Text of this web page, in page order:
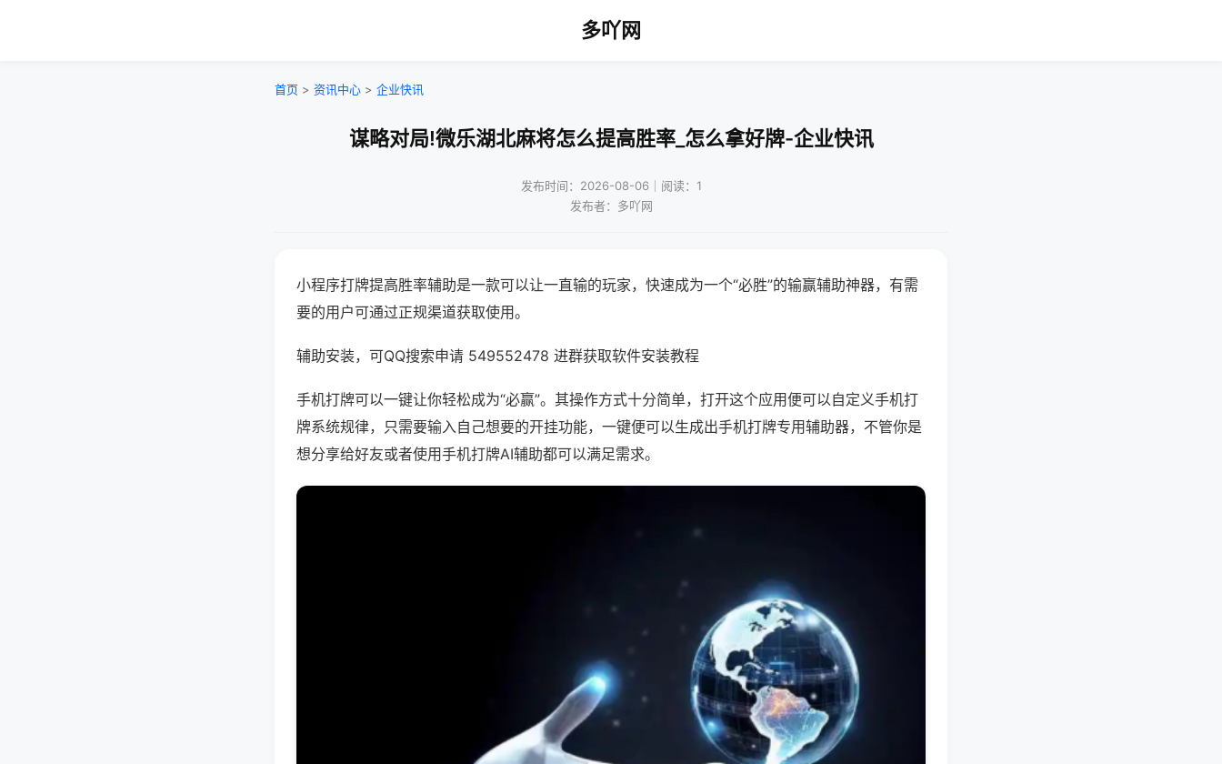
多吖网
首页 > 资讯中心 > 企业快讯
谋略对局!微乐湖北麻将怎么提高胜率_怎么拿好牌-企业快讯
发布时间：2026-08-06｜阅读：1
发布者：多吖网
小程序打牌提高胜率辅助是一款可以让一直输的玩家，快速成为一个“必胜”的输赢辅助神器，有需
要的用户可通过正规渠道获取使用。
辅助安装，可QQ搜索申请 549552478 进群获取软件安装教程
手机打牌可以一键让你轻松成为“必赢”。其操作方式十分简单，打开这个应用便可以自定义手机打
牌系统规律，只需要输入自己想要的开挂功能，一键便可以生成出手机打牌专用辅助器，不管你是
想分享给好友或者使用手机打牌AI辅助都可以满足需求。